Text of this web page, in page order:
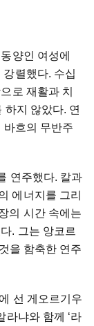
양인 여성에
렬했다. 수십
로 재활과 치
하지 않았다. 연
바흐의 무반주
연주했다. 칼과
에너지를 그리
의 시간 속에는
. 그는 앙코르
을 함축한 연주
선 게오르기우
라냐와 함께 ‘라